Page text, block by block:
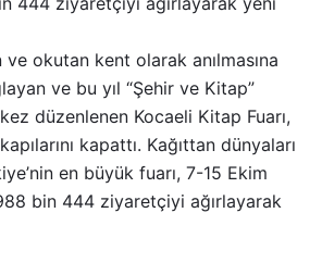
ve okutan kent olarak anılmasına
ve bu yıl “Şehir ve Kitap”
düzenlenen Kocaeli Kitap Fuarı,
kapattı. Kağıttan dünyaları
en büyük fuarı, 7-15 Ekim
bin 444 ziyaretçiyi ağırlayarak